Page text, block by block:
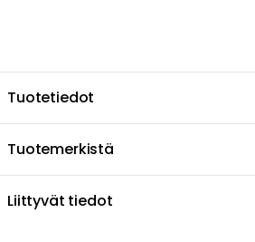
Lue lisää
Cooee Design Tarjottimet